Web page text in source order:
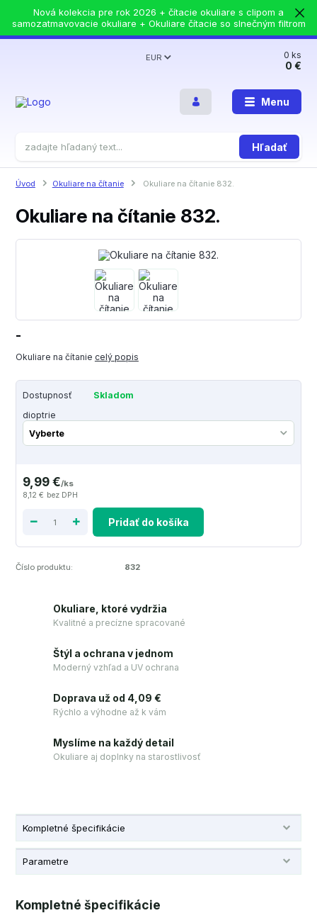
Nová kolekcia pre rok 2026 + čítacie okuliare s clipom a
samozatmavovacie okuliare + Okuliare čítacie so slnečným filtrom
Menu
EUR
Hľadať
0ks
0 €
Úvod Okuliare na čítanie Okuliare na čítanie 832.
Okuliare na čítanie 832.
-
Okuliare na čítanie celý popis
Dostupnosť
Skladom
dioptrie
9,99 €/ks
8,12 € bez DPH
Pridať do košíka
Číslo produktu: 832
Okuliare, ktoré vydržia
Kvalitné a precízne spracované
Štýl a ochrana v jednom
Moderný vzhľad a UV ochrana
Doprava už od 4,09 €
Rýchlo a výhodne až k vám
Myslíme na každý detail
Okuliare aj doplnky na starostlivosť
Kompletné špecifikácie
Parametre
Kompletné špecifikácie